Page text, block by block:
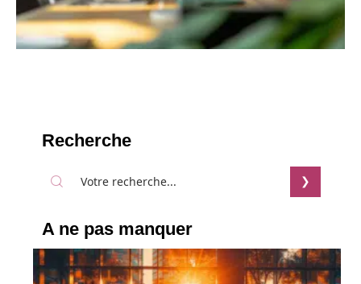
Recherche
A ne pas manquer